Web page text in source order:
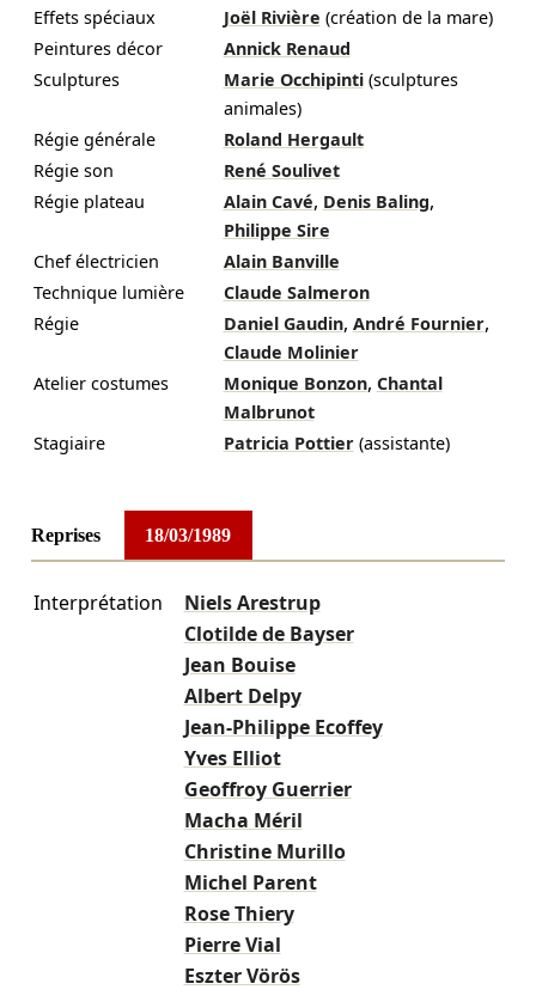
Effets spéciaux
Joël Rivière (création de la mare)
Peintures décor
Annick Renaud
Sculptures
Marie Occhipinti (sculptures
animales)
Régie générale
Roland Hergault
Régie son
René Soulivet
Régie plateau
Alain Cavé, Denis Baling,
Philippe Sire
Chef électricien
Alain Banville
Technique lumière
Claude Salmeron
Régie
Daniel Gaudin, André Fournier,
Claude Molinier
Atelier costumes
Monique Bonzon, Chantal
Malbrunot
Stagiaire
Patricia Pottier (assistante)
Reprises 18/03/1989
Interprétation
Niels Arestrup
Clotilde de Bayser
Jean Bouise
Albert Delpy
Jean-Philippe Ecoffey
Yves Elliot
Geoffroy Guerrier
Macha Méril
Christine Murillo
Michel Parent
Rose Thiery
Pierre Vial
Eszter Vörös